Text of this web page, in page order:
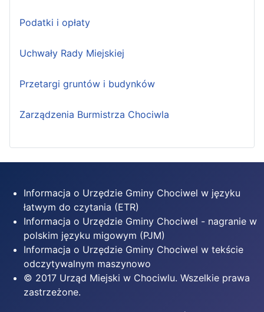
Podatki i opłaty
Uchwały Rady Miejskiej
Przetargi gruntów i budynków
Zarządzenia Burmistrza Chociwla
Informacja o Urzędzie Gminy Chociwel w języku
łatwym do czytania (ETR)
Informacja o Urzędzie Gminy Chociwel - nagranie w
polskim języku migowym (PJM)
Informacja o Urzędzie Gminy Chociwel w tekście
odczytywalnym maszynowo
© 2017 Urząd Miejski w Chociwlu. Wszelkie prawa
zastrzeżone.